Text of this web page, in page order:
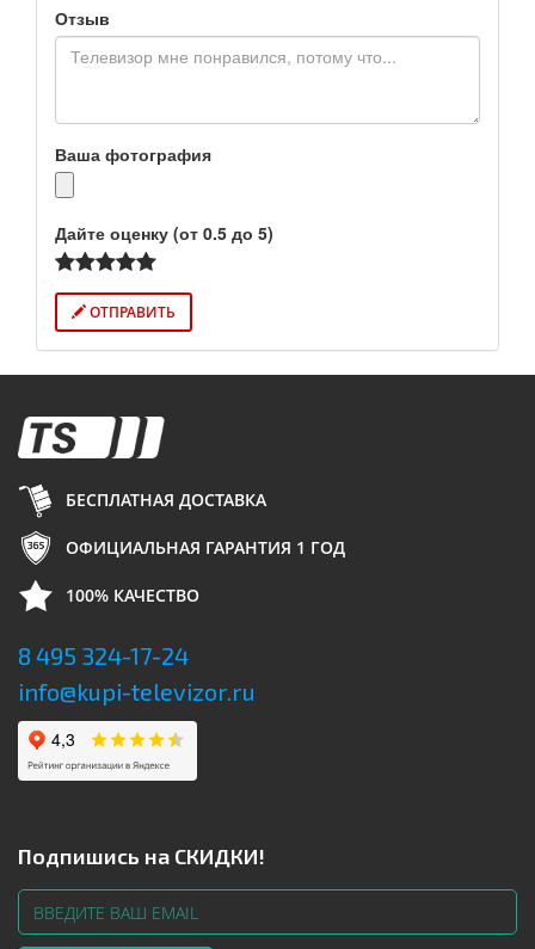
Отзыв
Ваша фотография
Дайте оценку (от 0.5 до 5)
ОТПРАВИТЬ
БЕСПЛАТНАЯ ДОСТАВКА
ОФИЦИАЛЬНАЯ ГАРАНТИЯ 1 ГОД
100% КАЧЕСТВО
8 495 324-17-24
info@kupi-televizor.ru
Подпишись на СКИДКИ!